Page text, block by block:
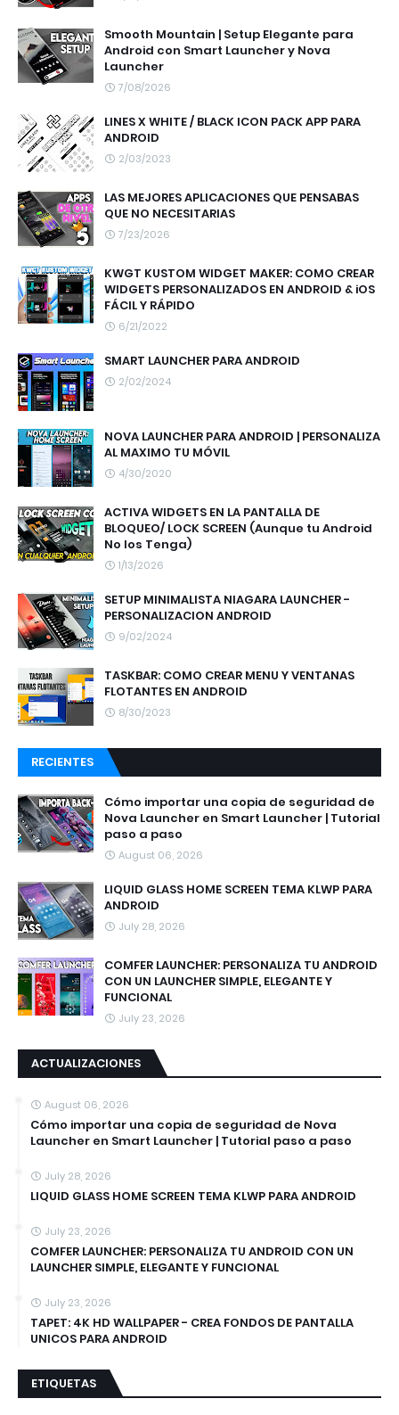
Smooth Mountain | Setup Elegante para
Android con Smart Launcher y Nova
Launcher
7/08/2026
LINES X WHITE / BLACK ICON PACK APP PARA
ANDROID
2/03/2023
LAS MEJORES APLICACIONES QUE PENSABAS
QUE NO NECESITARIAS
7/23/2026
KWGT KUSTOM WIDGET MAKER: COMO CREAR
WIDGETS PERSONALIZADOS EN ANDROID & iOS
FÁCIL Y RÁPIDO
6/21/2022
SMART LAUNCHER PARA ANDROID
2/02/2024
NOVA LAUNCHER PARA ANDROID | PERSONALIZA
AL MAXIMO TU MÓVIL
4/30/2020
ACTIVA WIDGETS EN LA PANTALLA DE
BLOQUEO/ LOCK SCREEN (Aunque tu Android
No los Tenga)
1/13/2026
SETUP MINIMALISTA NIAGARA LAUNCHER -
PERSONALIZACION ANDROID
9/02/2024
TASKBAR: COMO CREAR MENU Y VENTANAS
FLOTANTES EN ANDROID
8/30/2023
RECIENTES
Cómo importar una copia de seguridad de
Nova Launcher en Smart Launcher | Tutorial
paso a paso
August 06, 2026
LIQUID GLASS HOME SCREEN TEMA KLWP PARA
ANDROID
July 28, 2026
COMFER LAUNCHER: PERSONALIZA TU ANDROID
CON UN LAUNCHER SIMPLE, ELEGANTE Y
FUNCIONAL
July 23, 2026
ACTUALIZACIONES
August 06, 2026
Cómo importar una copia de seguridad de Nova
Launcher en Smart Launcher | Tutorial paso a paso
July 28, 2026
LIQUID GLASS HOME SCREEN TEMA KLWP PARA ANDROID
July 23, 2026
COMFER LAUNCHER: PERSONALIZA TU ANDROID CON UN
LAUNCHER SIMPLE, ELEGANTE Y FUNCIONAL
July 23, 2026
TAPET: 4K HD WALLPAPER - CREA FONDOS DE PANTALLA
UNICOS PARA ANDROID
ETIQUETAS